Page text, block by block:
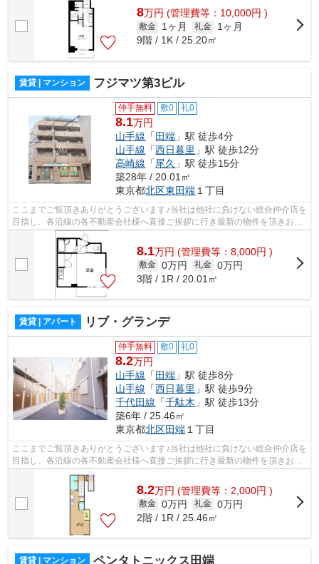
8万円 (管理費等：10,000円 )
敷金 1ヶ月 礼金
1ヶ月
9階 / 1K / 25.20㎡
賃貸 | マンション フジマツ第3ビル
仲手無料 敷0 礼0
8.1万円
山手線 「 田端 」駅 徒歩4分
山手線 「西日暮里 」駅 徒歩12分
高崎線 「尾久 」駅 徒歩15分
築28年 / 20.01㎡
東京都北区東田端１丁目
ここまでご覧頂きありがとうございます♪当社は他社に負けない総合仲介店を
目指し、各沿線の各不動産会社様へ直接ご挨拶に行き最新の物件を頂きお客
様へ提供しております！最新の情報は...
8.1万円 (管理費等：8,000円 )
敷金 0万円 礼金 0万円
3階 / 1R / 20.01㎡
賃貸 | アパート リブ・グランデ
仲手無料 敷0 礼0
8.2万円
山手線 「 田端 」駅 徒歩8分
山手線 「西日暮里 」駅 徒歩9分
千代田線 「千駄木 」駅 徒歩13分
築6年 / 25.46㎡
東京都北区田端 １丁目
ここまでご覧頂きありがとうございます♪当社は他社に負けない総合仲介店を
目指し、各沿線の各不動産会社様へ直接ご挨拶に行き最新の物件を頂きお客
様へ提供しております！最新の情報は...
8.2万円 (管理費等：2,000円 )
敷金 0万円 礼金 0万円
2階 / 1R / 25.46㎡
賃貸 | マンション ペンタトニックス田端